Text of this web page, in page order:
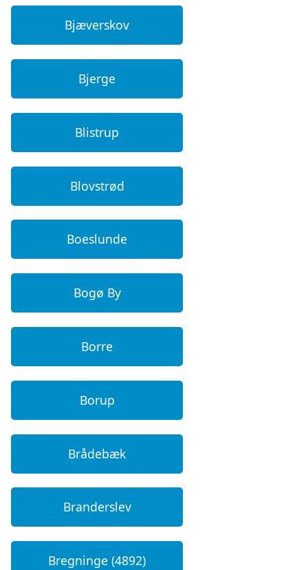
Bjæverskov
Bjerge
Blistrup
Blovstrød
Boeslunde
Bogø By
Borre
Borup
Brådebæk
Branderslev
Bregninge (4892)